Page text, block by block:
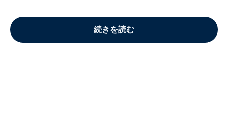
続きを読む